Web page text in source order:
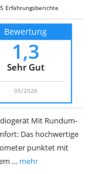
Erfahrungsberichte
Bewertung
1,3
Sehr Gut
05/2026
Mit Rundum-
Das hochwertige
punktet mit
… mehr